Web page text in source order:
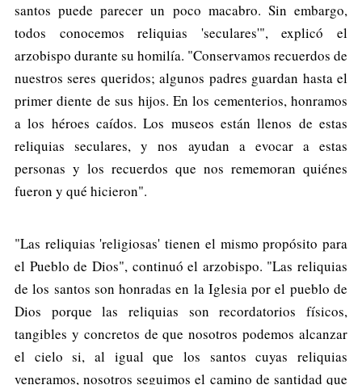
santos puede parecer un poco macabro. Sin embargo,
todos conocemos reliquias 'seculares'", explicó el
arzobispo durante su homilía. "Conservamos recuerdos de
nuestros seres queridos; algunos padres guardan hasta el
primer diente de sus hijos. En los cementerios, honramos
a los héroes caídos. Los museos están llenos de estas
reliquias seculares, y nos ayudan a evocar a estas
personas y los recuerdos que nos rememoran quiénes
fueron y qué hicieron".
"Las reliquias 'religiosas' tienen el mismo propósito para
el Pueblo de Dios", continuó el arzobispo. "Las reliquias
de los santos son honradas en la Iglesia por el pueblo de
Dios porque las reliquias son recordatorios físicos,
tangibles y concretos de que nosotros podemos alcanzar
el cielo si, al igual que los santos cuyas reliquias
veneramos, nosotros seguimos el camino de santidad que